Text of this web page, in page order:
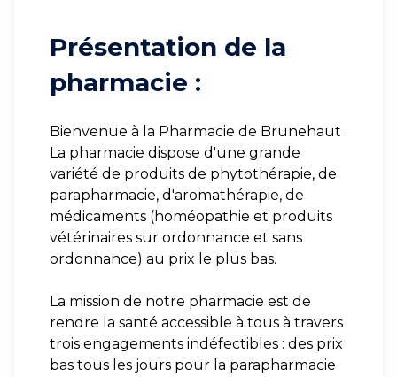
Présentation de la
pharmacie :
Bienvenue à la Pharmacie de Brunehaut .
La pharmacie dispose d'une grande
variété de produits de phytothérapie, de
parapharmacie, d'aromathérapie, de
médicaments (homéopathie et produits
vétérinaires sur ordonnance et sans
ordonnance) au prix le plus bas.
La mission de notre pharmacie est de
rendre la santé accessible à tous à travers
trois engagements indéfectibles : des prix
bas tous les jours pour la parapharmacie